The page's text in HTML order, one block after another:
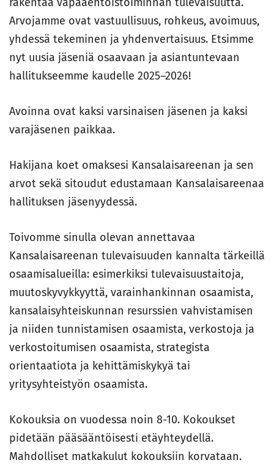
Arvojamme ovat vastuullisuus, rohkeus, avoimuus,
yhdessä tekeminen ja yhdenvertaisuus. Etsimme
nyt uusia jäseniä osaavaan ja asiantuntevaan
hallitukseemme kaudelle 2025–2026!
Avoinna ovat kaksi varsinaisen jäsenen ja kaksi
varajäsenen paikkaa.
Hakijana koet omaksesi Kansalaisareenan ja sen
arvot sekä sitoudut edustamaan Kansalaisareenaa
hallituksen jäsenyydessä.
Toivomme sinulla olevan annettavaa
Kansalaisareenan tulevaisuuden kannalta tärkeillä
osaamisalueilla: esimerkiksi tulevaisuustaitoja,
muutoskyvykkyyttä, varainhankinnan osaamista,
kansalaisyhteiskunnan resurssien vahvistamisen
ja niiden tunnistamisen osaamista, verkostoja ja
verkostoitumisen osaamista, strategista
orientaatiota ja kehittämiskykyä tai
yritysyhteistyön osaamista.
Kokouksia on vuodessa noin 8-10. Kokoukset
pidetään pääsääntöisesti etäyhteydellä.
Mahdolliset matkakulut kokouksiin korvataan.